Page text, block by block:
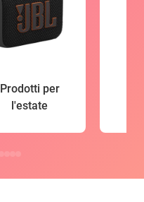
Prodotti per
l'estate